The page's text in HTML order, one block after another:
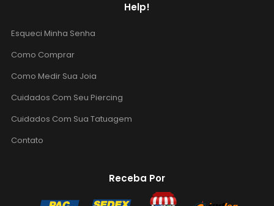
Help!
Esqueci Minha Senha
Como Comprar
Como Medir Sua Joia
Cuidados Com Seu Piercing
Cuidados Com Sua Tatuagem
Contato
Receba Por